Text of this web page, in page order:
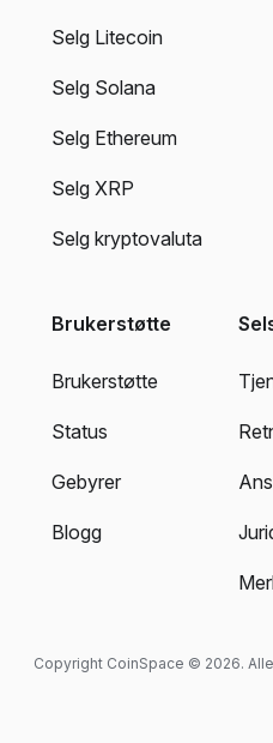
Selg Litecoin
Selg Solana
Selg Ethereum
Selg XRP
Selg kryptovaluta
Brukerstøtte
Brukerstøtte
Status
Gebyrer
Blogg
Copyright CoinSpace © 2026.